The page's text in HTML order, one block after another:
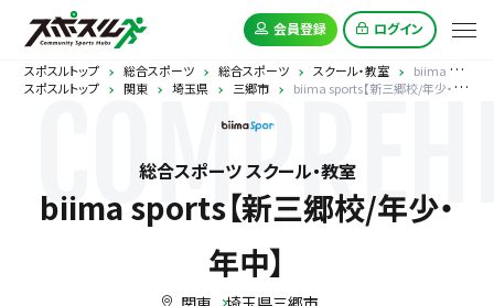
会員登録 ログイン
スポスルトップ 総合スポーツ 総合スポーツ スクール・教室
biima sports【新三郷校/年少・年中】
スポスルトップ
関東 埼玉県 三郷市 biima sports【新三郷校/年少・年中】
総合スポーツ スクール・教室
biima sports【新三郷校/年少・
年中】